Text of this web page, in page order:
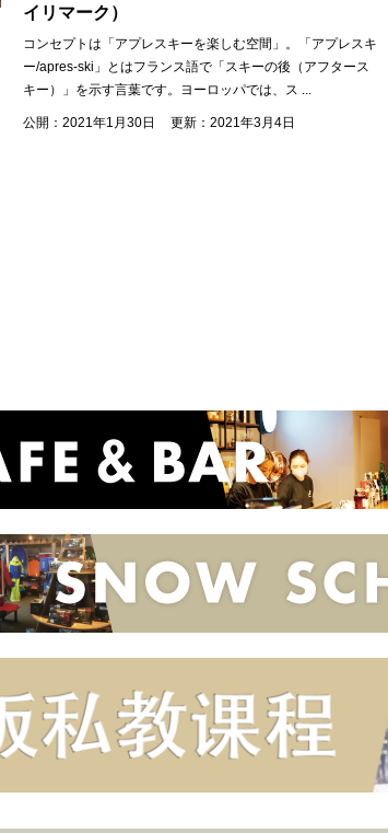
イリマーク）
コンセプトは「アプレスキーを楽しむ空間」。「アプレスキ
ー/apres-ski」とはフランス語で「スキーの後（アフタース
キー）」を示す言葉です。ヨーロッパでは、ス
公開：2021年1月30日 更新：2021年3月4日